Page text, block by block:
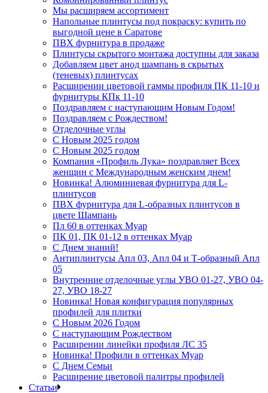
Мы расширяем ассортимент
Напольные плинтусы под покраску: купить по
выгодной цене в Саратове
ПВХ фурнитура в продаже
Плинтусы скрытого монтажа доступны для заказа
Добавляем цвет анод шампань в скрытых
(теневых) плинтусах
Расширении цветовой гаммы профиля ПК 11-10 и
фурнитуры КПк 11-10
Поздравляем с наступающим Новым Годом!
Поздравляем с Рождеством!
Отделочные углы
С Новым 2025 годом
С Новым 2025 годом
Компания «Профиль Лука» поздравляет Всех
женщин с Международным женским днем!
Новинка! Алюминиевая фурнитура для L-
плинтусов
ПВХ фурнитура для L-образных плинтусов в
цвете Шампань
Пл 60 в оттенках Муар
ПК 01, ПК 01-12 в оттенках Муар
С Днем знаний!
Антиплинтусы Апл 03, Апл 04 и Т-образный Апл
05
Внутренние отделочные углы УВО 01-27, УВО 04-
27, УВО 18-27
Новинка! Новая конфигурация популярных
профилей для плитки
С Новым 2026 Годом
С наступающим Рождеством
Расширении линейки профиля ЛС 35
Новинка! Профили в оттенках Муар
С Днем Семьи
Расширение цветовой палитры профилей
Статьи